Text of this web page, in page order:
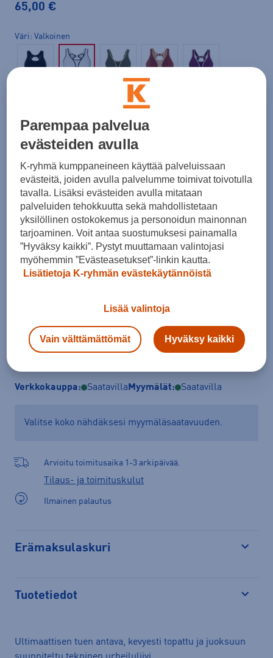
65,00 €
Väri Valkoinen
75F 75C 75A 75B 75D 75E 75G
80C 80F 80G 80A 80B 80D
85B 85C 85D 85F 85E 85G
Kokotaulukko
Lisää ostoskoriin
Verkkokauppa: Saatavilla Myymälät: Saatavilla
Valitse koko nähdäksesi myymäläsaatavuuden.
Arvioitu toimitusaika 1-3 arkipäivää.
Tilaus- ja toimituskulut
Ilmainen palautus
Erämaksulaskuri
Tuotetiedot
Ultimaattisen tuen antava, kevyesti topattu ja juoksuun
Parempaa palvelua
evästeiden avulla
K-ryhmä kumppaneineen käyttää palveluissaan
evästeitä, joiden avulla palvelumme toimivat toivotulla
tavalla. Lisäksi evästeiden avulla mitataan
palveluiden tehokkuutta sekä mahdollistetaan
yksilöllinen ostokokemus ja personoidun mainonnan
tarjoaminen. Voit antaa suostumuksesi painamalla
”Hyväksy kaikki”. Pystyt muuttamaan valintojasi
myöhemmin ”Evästeasetukset”-linkin kautta.
Lisätietoja K-ryhmän evästekäytännöistä
Lisää valintoja
Vain välttämättömät Hyväksy kaikki